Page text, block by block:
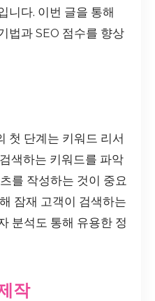
니다. 이번 글을 통해
법과 SEO 점수를 향상
첫 단계는 키워드 리서
색하는 키워드를 파악
를 작성하는 것이 중요
잠재 고객이 검색하는
분석도 통해 유용한 정
작